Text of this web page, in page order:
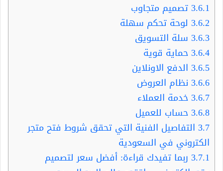
3.6.1تصميم متجاوب
3.6.2 لوحة تحكم سهلة
3.6.3 سلة التسويق
3.6.4حماية قوية
3.6.5 الدفع الاونلاين
3.6.6 نظام العروض
3.6.7خدمة العملاء
3.6.8حساب للعميل
3.7 التفاصيل الفنية التي تحقق شروط فتح متجر
الكتروني في السعودية
3.7.1 ربما تفيدك قراءة: أفضل سعر لتصميم